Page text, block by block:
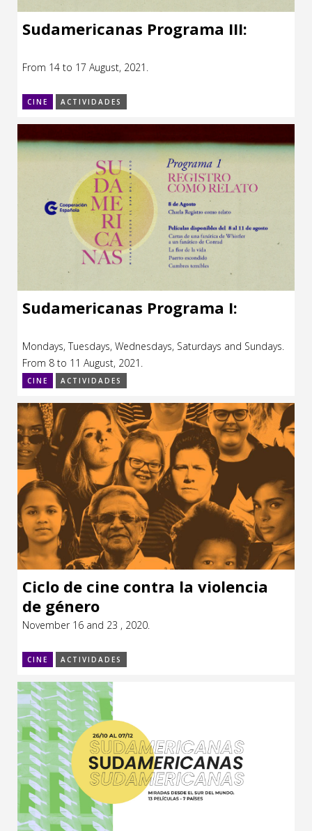
Sudamericanas Programa III:
From 14 to 17 August, 2021.
CINE ACTIVIDADES
Sudamericanas Programa I:
Mondays, Tuesdays, Wednesdays, Saturdays and Sundays.
From 8 to 11 August, 2021.
CINE ACTIVIDADES
Ciclo de cine contra la violencia
de género
November 16 and 23 , 2020.
CINE ACTIVIDADES